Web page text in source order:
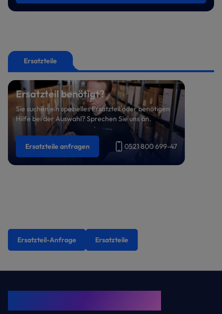
Ersatzteile
Ersatzteil benötigt?
Sie suchen ein spezielles Ersatzteil oder benötigen
Hilfe bei der Auswahl? Sprechen Sie uns an.
Ersatzteile anfragen 0521 800 699-47
Ersatzteil-Anfrage Ersatzteile